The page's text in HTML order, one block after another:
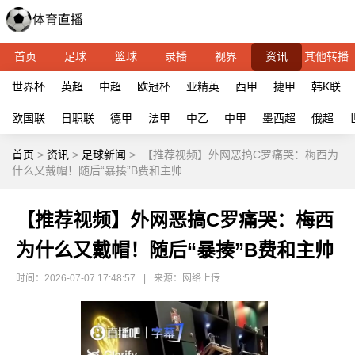
首页 足球 篮球 录播 视界 资讯 其他转播
世界杯 英超 中超 欧冠杯 亚精英 西甲 捷甲 韩K联
欧国联 日职联 德甲 法甲 中乙 中甲 墨西超 俄超
首页 > 资讯 > 足球新闻 >
【推荐视频】外网恶搞C罗痛哭：梅西为
什么又戴帽！随后“暴揍”B费和主帅
【推荐视频】外网恶搞C罗痛哭：梅西
为什么又戴帽！随后“暴揍”B费和主帅
时间：2026-07-07 17:48:57 来源：网络上传